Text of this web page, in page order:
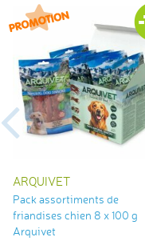
ARQUIVET
Pack assortiments de
friandises chien 8 x 100 g
Arquivet